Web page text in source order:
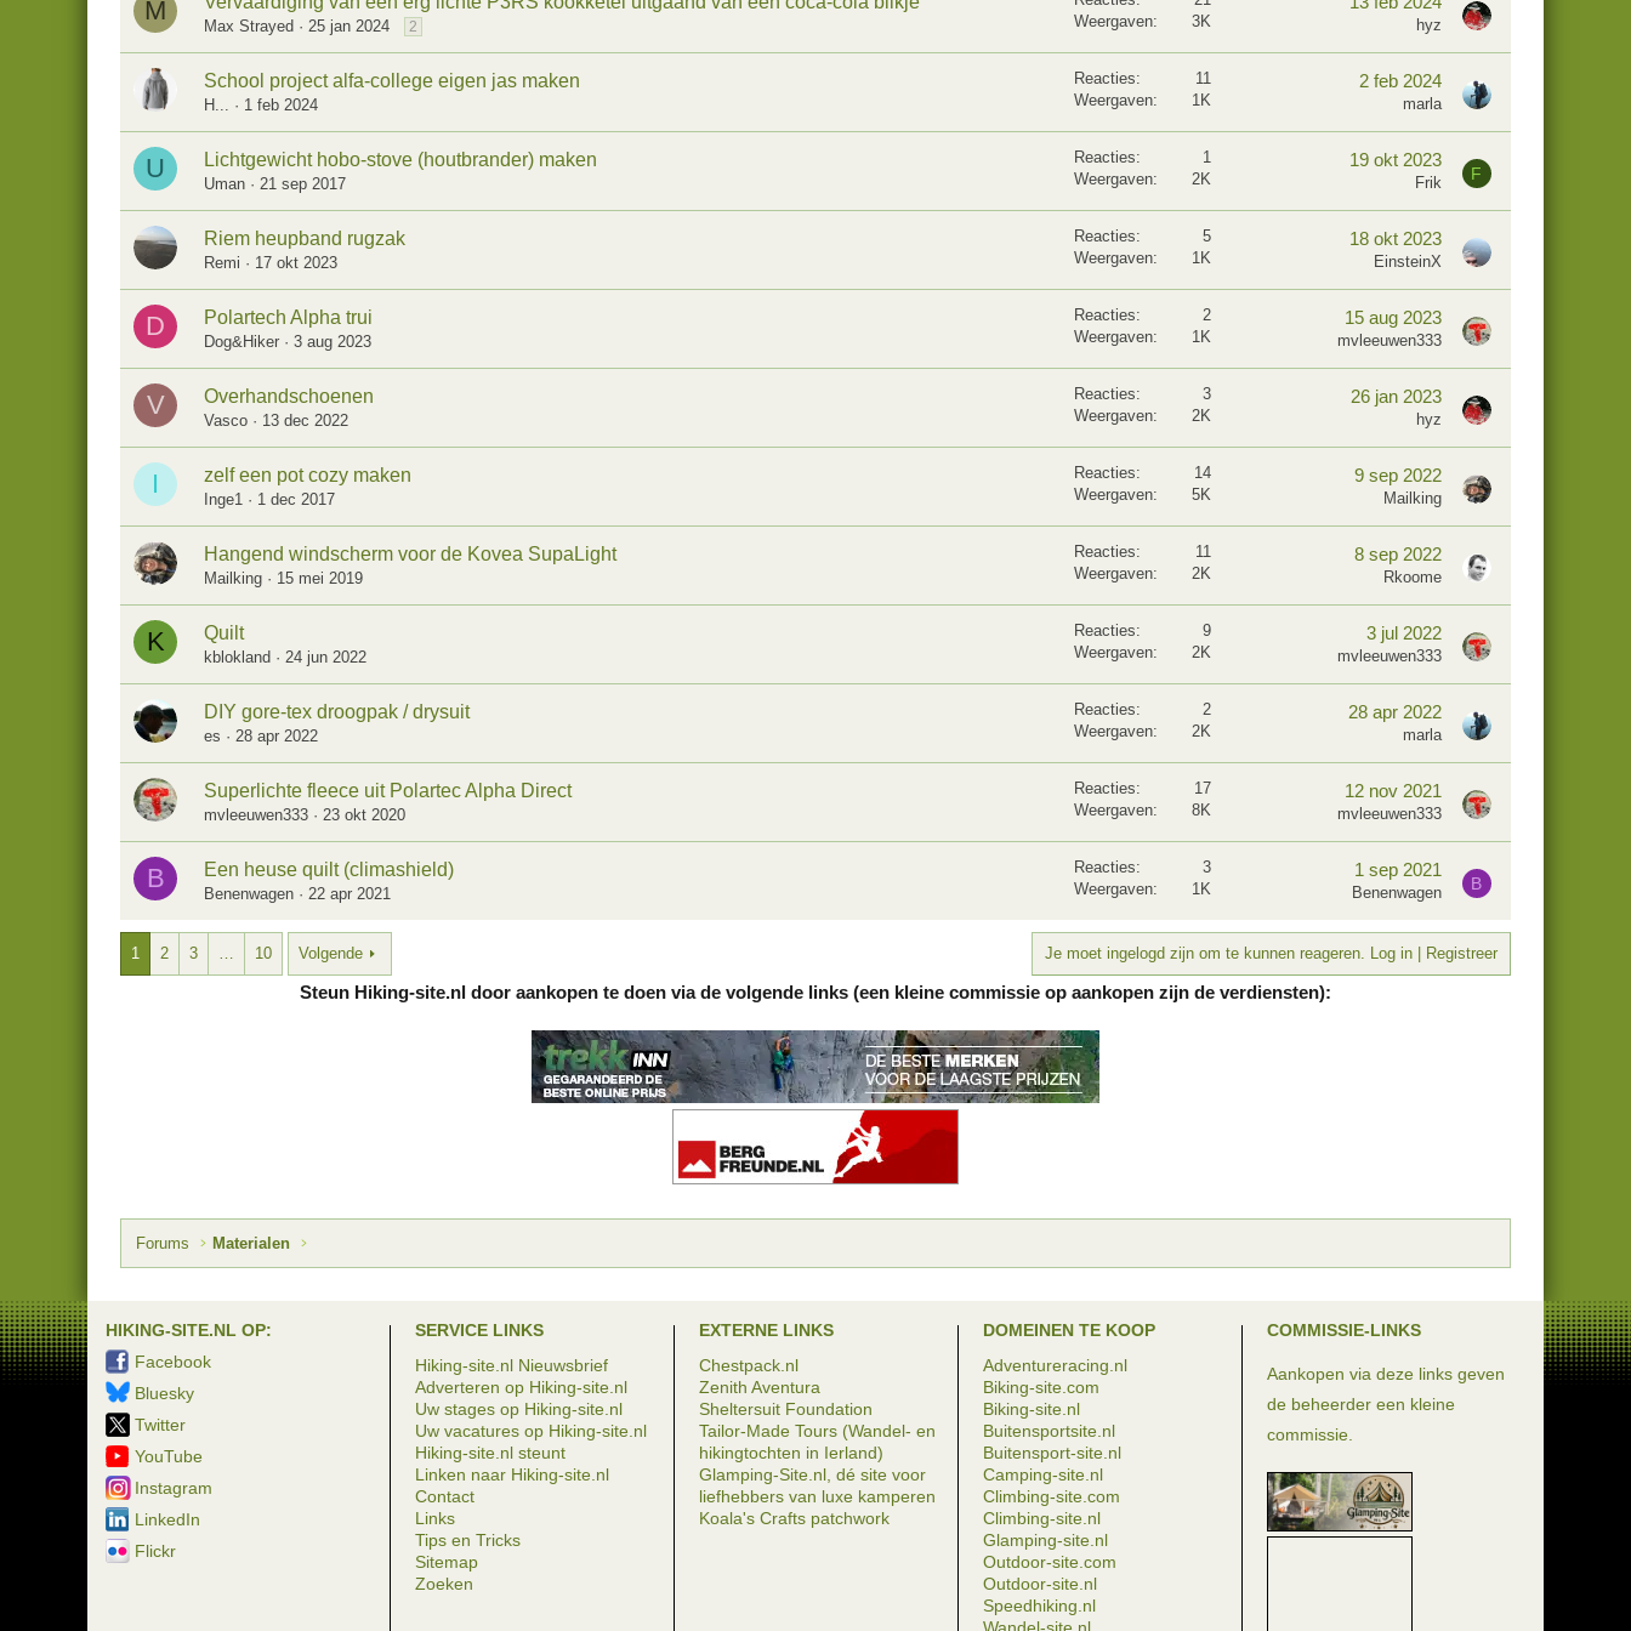
M
Max Strayed 25 jan 2024 2
Weergaven
3K hyz
School project alfa-college eigen jas maken
H... 1 feb 2024
Reacties
11
Weergaven
1K
2 feb 2024
marla
U Lichtgewicht hobo-stove (houtbrander) maken
Uman 21 sep 2017
Reacties
1
Weergaven
2K
19 okt 2023
Frik F
Riem heupband rugzak
Remi 17 okt 2023
Reacties
5
Weergaven
1K
18 okt 2023
EinsteinX
D Polartech Alpha trui
Dog&Hiker 3 aug 2023
Reacties
2
Weergaven
1K
15 aug 2023
mvleeuwen333
V Overhandschoenen
Vasco 13 dec 2022
Reacties
3
Weergaven
2K
26 jan 2023
hyz
I zelf een pot cozy maken
Inge1 1 dec 2017
Reacties
14
Weergaven
5K
9 sep 2022
Mailking
Hangend windscherm voor de Kovea SupaLight
Mailking 15 mei 2019
Reacties
11
Weergaven
2K
8 sep 2022
Rkoome
K Quilt
kblokland 24 jun 2022
Reacties
9
Weergaven
2K
3 jul 2022
mvleeuwen333
DIY gore-tex droogpak / drysuit
es 28 apr 2022
Reacties
2
Weergaven
2K
28 apr 2022
marla
Superlichte fleece uit Polartec Alpha Direct
mvleeuwen333 23 okt 2020
Reacties
17
Weergaven
8K
12 nov 2021
mvleeuwen333
B Een heuse quilt (climashield)
Benenwagen 22 apr 2021
Reacties
3
Weergaven
1K
1 sep 2021
Benenwagen B
1 2 3 … 10 Volgende Je moet ingelogd zijn om te kunnen reageren. Log in | Registreer
Steun Hiking-site.nl door aankopen te doen via de volgende links (een kleine commissie op aankopen zijn de verdiensten):
Forums Materialen
HIKING-SITE.NL OP:
Facebook
Bluesky
Twitter
YouTube
Instagram
LinkedIn
Flickr
SERVICE LINKS
Hiking-site.nl Nieuwsbrief
Adverteren op Hiking-site.nl
Uw stages op Hiking-site.nl
Uw vacatures op Hiking-site.nl
Hiking-site.nl steunt
Linken naar Hiking-site.nl
Contact
Links
Tips en Tricks
Sitemap
Zoeken
EXTERNE LINKS
Chestpack.nl
Zenith Aventura
Sheltersuit Foundation
Tailor-Made Tours (Wandel- en
hikingtochten in Ierland)
Glamping-Site.nl, dé site voor
liefhebbers van luxe kamperen
Koala's Crafts patchwork
DOMEINEN TE KOOP
Adventureracing.nl
Biking-site.com
Biking-site.nl
Buitensportsite.nl
Buitensport-site.nl
Camping-site.nl
Climbing-site.com
Climbing-site.nl
Glamping-site.nl
Outdoor-site.com
Outdoor-site.nl
Speedhiking.nl
COMMISSIE-LINKS
Aankopen via deze links geven
de beheerder een kleine
commissie.